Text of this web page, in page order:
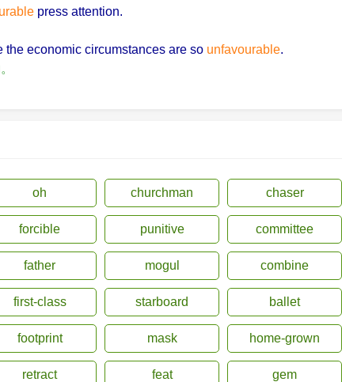
press attention.
economic circumstances are so unfavourable.
oh churchman chaser
forcible punitive committee
father mogul combine
first-class starboard ballet
footprint mask home-grown
retract feat gem